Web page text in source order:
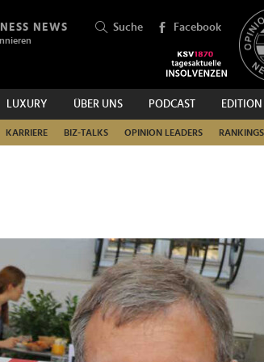
NEWS Suche Facebook
LUXURY ÜBER UNS PODCAST EDITION
KARRIERE BIZ-TALKS OPINION LEADERS RANKINGS
SUCHEN